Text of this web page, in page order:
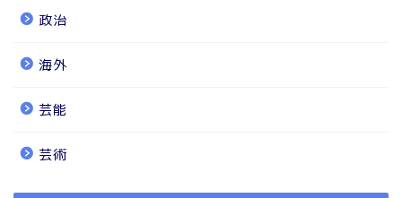
政治
海外
芸能
芸術